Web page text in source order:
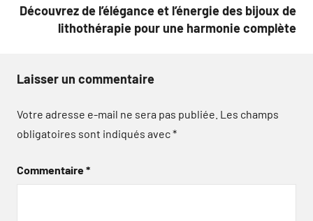
Découvrez de l’élégance et l’énergie des bijoux de
lithothérapie pour une harmonie complète
Laisser un commentaire
Votre adresse e-mail ne sera pas publiée. Les champs
obligatoires sont indiqués avec*
Commentaire*